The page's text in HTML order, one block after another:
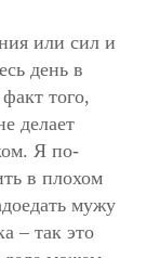
или сил и
день в
того,
делает
Я по-
в плохом
мужу
– так это